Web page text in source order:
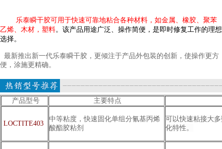
乐泰瞬干胶可用于快速可靠地粘合各种材料，如金属、橡胶、聚苯
乙烯、木材，塑料。该产品用途广泛、操作简便，是即时修复工作的理想
选择。
最新推出新一代乐泰瞬干胶，更倾注于产品外包装的创新，使操作更方
便，涂施更精确。
产品型号 主要特点
LOCTITE403
中等粘度，快速固化单组分氰基丙烯
酸酯胶粘剂
可以快速粘接大
化特性。